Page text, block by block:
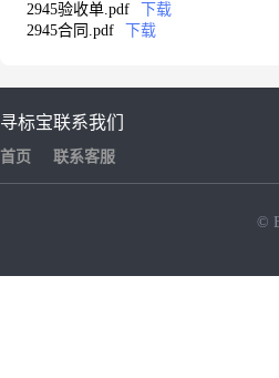
2945验收单.pdf
下载
2945合同.pdf
下载
寻标宝
首页
联系我们
联系客服
©